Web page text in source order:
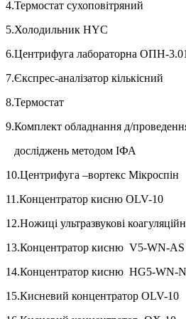
4.Термостат
5.Холодильник HYC
6.Центрифуга лабораторна
7.Єкспрес-аналізатор
8.Термостат
9.Комплект обладнання д/
досліджень методом
10.Центрифуга –вортекс
11.Концентратор кисню
12.Ножиці ультразвукові
13.Концентратор кисню V5-
14.Концентратор кисню HG5-
15.Кисневий концентратор